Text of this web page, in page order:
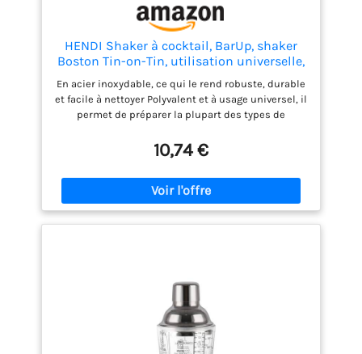
HENDI Shaker à cocktail, BarUp, shaker
Boston Tin-on-Tin, utilisation universelle,
2 shakers lestés : 600ml, ø90x(H)140mm
et 800ml, ø92x(H)174mm, lavable au lave-
vaisselle, acier inoxydable
En acier inoxydable, ce qui le rend robuste, durable
et facile à nettoyer Polyvalent et à usage universel, il
permet de préparer la plupart des types de
Pratique à utiliser : les deux shakers ont un
contrepoids parfait Passe au lave-vaisselle
10,74 €